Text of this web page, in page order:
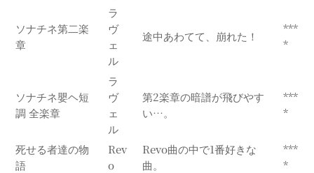
ソナチネ第二楽
章
ラ
ヴ
ェ
ル
途中あわてて、崩れた！
***
*
ソナチネ嬰ヘ短
調 全楽章
ラ
ヴ
ェ
ル
第2楽章の暗譜が飛びやす
い…。
***
*
死せる者達の物
語
Rev
o
Revo曲の中で1番好きな
曲。
***
*